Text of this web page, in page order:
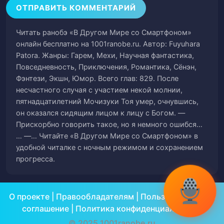
52
Велосипеда
53 Глава 51. Магия Хранения и Кража
54 Глава 52. Новый Сотрудник и Кулон
55 Глава 53. Посетители и Плохие Новости
56 Глава 54. Фраза и Ишэн
57 Глава 55. Оэдо и Великий Марш Такеды
Глава 56. Демоническая Маска и Магия
Восстановления
Читать ранобэ «В Другом Мире со Смартфоном»
онлайн бесплатно на 1001ranobe.ru. Автор: Fuyuhara
Patora. Жанры: Гарем, Мехи, Научная фантастика,
Повседневность, Приключения, Романтика, Сёнэн,
Фэнтези, Экшн, Юмор. Всего глав: 829. После
несчастного случая с участием некой молнии,
пятнадцатилетний Мочизуки Тоя умер, очнувшись,
он оказался сидящим лицом к лицу с Богом. —
Прискорбно говорить такое, но я немного ошибся…
… —… Читайте «В Другом Мире со Смартфоном» в
удобной читалке с ночным режимом и сохранением
прогресса.
О проекте| Правообладателям
Пользовательское
соглашение| Политика конфиденциальности